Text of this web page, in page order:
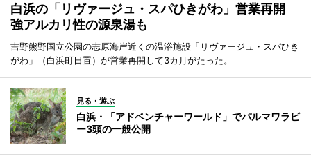
白浜の「リヴァージュ・スパひきがわ」営業再開
強アルカリ性の源泉湯も
吉野熊野国立公園の志原海岸近くの温浴施設「リヴァージュ・スパひき
がわ」（白浜町日置）が営業再開して3カ月がたった。
見る・遊ぶ
白浜・「アドベンチャーワールド」でパルマワラビ
ー3頭の一般公開